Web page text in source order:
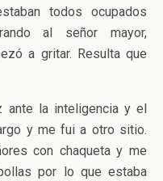
todos ocupados
al señor mayor,
a gritar. Resulta que
ante la inteligencia y el
y me fui a otro sitio.
con chaqueta y me
por lo que estaba